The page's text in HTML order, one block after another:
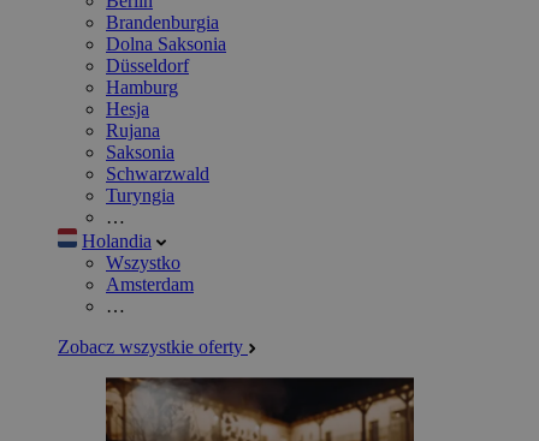
Brandenburgia
Dolna Saksonia
Düsseldorf
Hamburg
Hesja
Rujana
Saksonia
Schwarzwald
Turyngia
…
Holandia
Wszystko
Amsterdam
…
Zobacz wszystkie oferty